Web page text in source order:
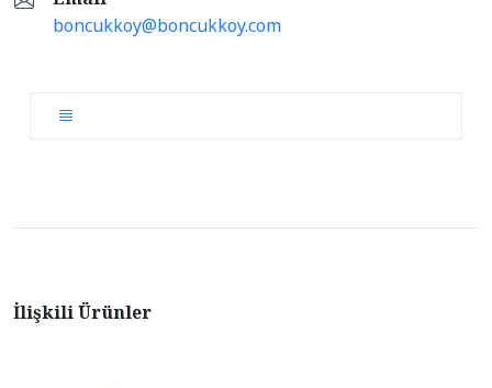
boncukkoy@boncukkoy.com
İlişkili Ürünler